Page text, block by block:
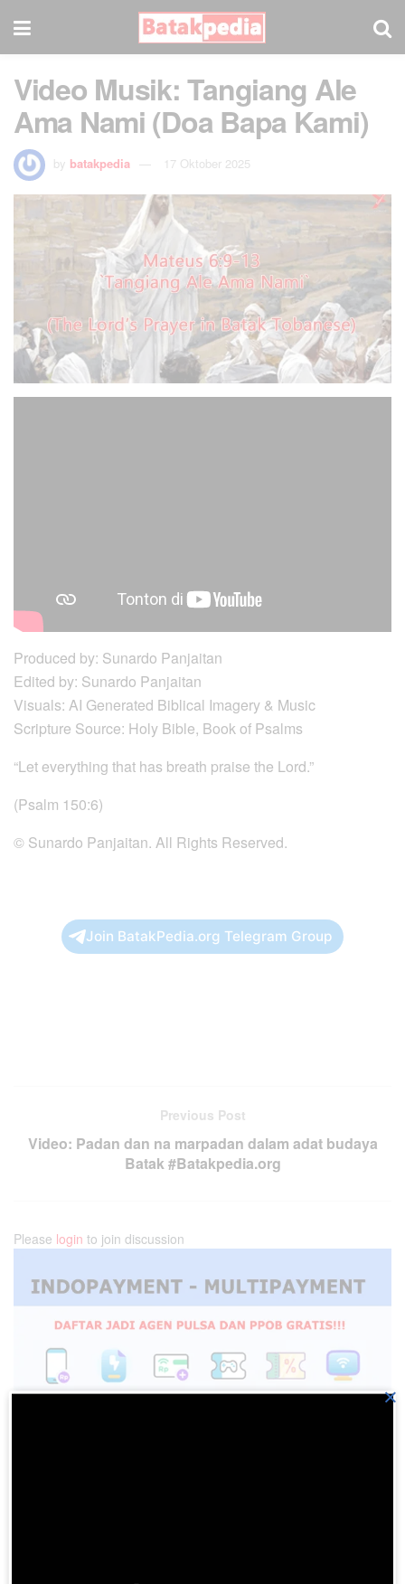
Video Musik: Tangiang Ale
Ama Nami (Doa Bapa Kami)
by batakpedia 17 Oktober 2025
Produced by: Sunardo Panjaitan
Edited by: Sunardo Panjaitan
Visuals: AI Generated Biblical Imagery & Music
Scripture Source: Holy Bible, Book of Psalms
“Let everything that has breath praise the Lord.”
(Psalm 150:6)
© Sunardo Panjaitan. All Rights Reserved.
Join BatakPedia.org Telegram Group
Previous Post
Video: Padan dan na marpadan dalam adat budaya
Batak #Batakpedia.org
Please login to join discussion
×